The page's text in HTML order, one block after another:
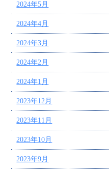
2024年5月
2024年4月
2024年3月
2024年2月
2024年1月
2023年12月
2023年11月
2023年10月
2023年9月